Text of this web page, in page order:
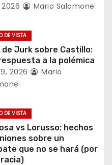
2026 Mario Salomone
DE VISTA
de Jurk sobre Castillo:
a la polémica
2026
Mario
DE VISTA
vs Lorusso: hechos
sobre un
que no se hará (por